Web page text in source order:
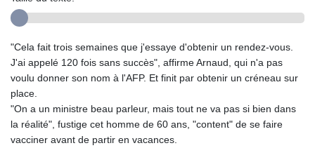
"Cela fait trois semaines que j'essaye d'obtenir un rendez-vous.
J'ai appelé 120 fois sans succès", affirme Arnaud, qui n'a pas
voulu donner son nom à l'AFP. Et finit par obtenir un créneau sur
place.
"On a un ministre beau parleur, mais tout ne va pas si bien dans
la réalité", fustige cet homme de 60 ans, "content" de se faire
vacciner avant de partir en vacances.